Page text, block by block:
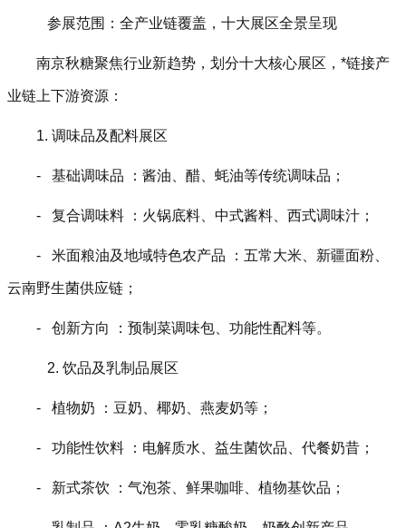
参展范围：全产业链覆盖，十大展区全景呈现
南京秋糖聚焦行业新趋势，划分十大核心展区，*链接产
业链上下游资源：
1. 调味品及配料展区
- 基础调味品 ：酱油、醋、蚝油等传统调味品；
- 复合调味料 ：火锅底料、中式酱料、西式调味汁；
- 米面粮油及地域特色农产品 ：五常大米、新疆面粉、
云南野生菌供应链；
- 创新方向 ：预制菜调味包、功能性配料等。
2. 饮品及乳制品展区
- 植物奶 ：豆奶、椰奶、燕麦奶等；
- 功能性饮料 ：电解质水、益生菌饮品、代餐奶昔；
- 新式茶饮 ：气泡茶、鲜果咖啡、植物基饮品；